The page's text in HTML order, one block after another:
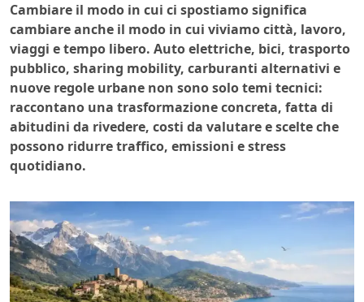
Cambiare il modo in cui ci spostiamo significa
cambiare anche il modo in cui viviamo città, lavoro,
viaggi e tempo libero. Auto elettriche, bici, trasporto
pubblico, sharing mobility, carburanti alternativi e
nuove regole urbane non sono solo temi tecnici:
raccontano una trasformazione concreta, fatta di
abitudini da rivedere, costi da valutare e scelte che
possono ridurre traffico, emissioni e stress
quotidiano.